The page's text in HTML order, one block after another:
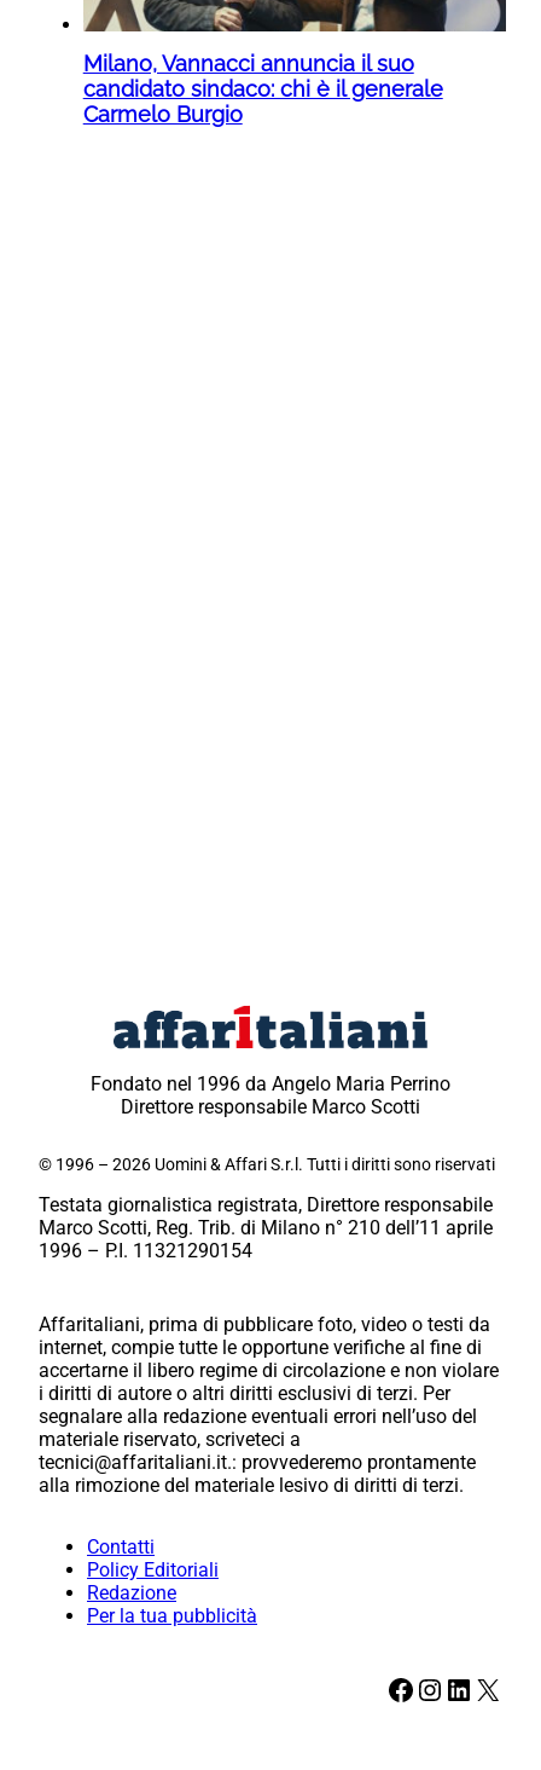
Milano, Vannacci annuncia il suo
candidato sindaco: chi è il generale
Carmelo Burgio
Fondato nel 1996 da Angelo Maria Perrino
Direttore responsabile Marco Scotti
© 1996 – 2026 Uomini & Affari S.r.l. Tutti i diritti sono riservati
Testata giornalistica registrata, Direttore responsabile
Marco Scotti, Reg. Trib. di Milano n° 210 dell’11 aprile
1996 – P.I. 11321290154
Affaritaliani, prima di pubblicare foto, video o testi da
internet, compie tutte le opportune verifiche al fine di
accertarne il libero regime di circolazione e non violare
i diritti di autore o altri diritti esclusivi di terzi. Per
segnalare alla redazione eventuali errori nell’uso del
materiale riservato, scriveteci a
tecnici@affaritaliani.it.: provvederemo prontamente
alla rimozione del materiale lesivo di diritti di terzi.
Contatti
Policy Editoriali
Redazione
Per la tua pubblicità
Facebook Instagram LinkedIn X